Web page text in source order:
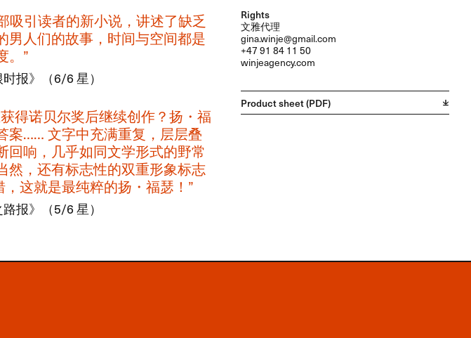
吸引读者的新小说，​讲述了缺乏
男人们的故事，​时间与空间都是
。​”​
时报》​（​6/6 ​星）
得诺贝尔奖后继续创作？​扬・福
案…… ​文字中充满重复，​层层叠
回响，​几乎如同文学形式的野常
然，​还有标志性的双重形象标志
这就是最纯粹的扬・福瑟！​”​
路报》​（​5/6 ​星）
Rights
文雅代理
gina.winje@gmail.com
+47 91 84 11 50
winjeagency.com
Product sheet (PDF)